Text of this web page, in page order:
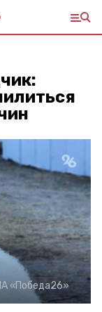
«Победа26»